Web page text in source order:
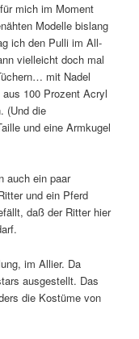
mich im Moment
Modelle bislang
ich den Pulli im All-
vielleicht doch mal
mit Nadel
100 Prozent Acryl
(Und die
und eine Armkugel
auch ein paar
und ein Pferd
daß der Ritter hier
im Allier. Da
ausgestellt. Das
die Kostüme von